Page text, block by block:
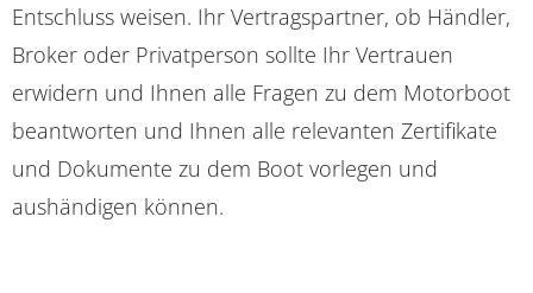
Entschluss weisen. Ihr Vertragspartner, ob Händler,
Broker oder Privatperson sollte Ihr Vertrauen
erwidern und Ihnen alle Fragen zu dem Motorboot
beantworten und Ihnen alle relevanten Zertifikate
und Dokumente zu dem Boot vorlegen und
aushändigen können.